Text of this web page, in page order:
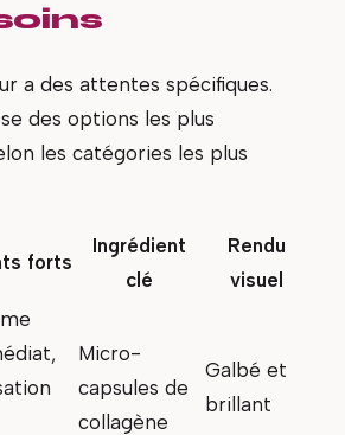
a des attentes spécifiques.
des options les plus
les catégories les plus
forts
Ingrédient
clé
Rendu
visuel
Micro-
capsules de
collagène
Galbé et
brillant